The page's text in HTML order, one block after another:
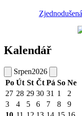
Kalendář
Srpen2026
Po Út St Čt Pá So Ne
27 28 29 30 31 1
2
3
4 5 6 7 8
9